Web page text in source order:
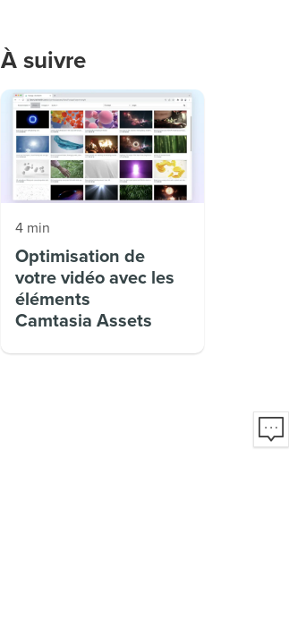
À suivre
4 min
Optimisation de
votre vidéo avec les
éléments
Camtasia Assets